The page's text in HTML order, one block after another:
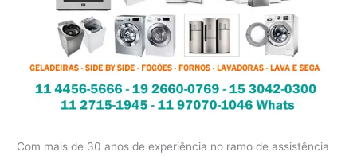
Com mais de 30 anos de experiência no ramo de assistência